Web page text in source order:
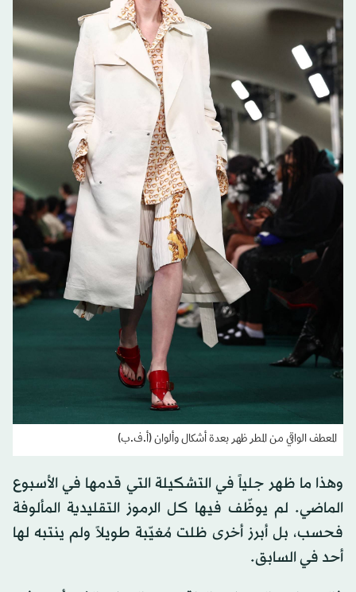
المعطف الواقي من المطر ظهر بعدة أشكال وألوان (أ.ف.ب)
وهذا ما ظهر جلياً في التشكيلة التي قدمها في الأسبوع
الماضي. لم يوظّف فيها كل الرموز التقليدية المألوفة
فحسب، بل أبرز أخرى ظلت مُغيّبة طويلاً ولم ينتبه لها
أحد في السابق.